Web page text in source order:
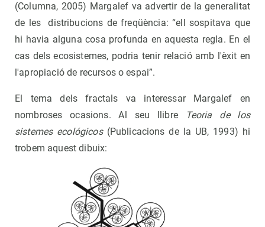
(Columna, 2005) Margalef va advertir de la generalitat
de les distribucions de freqüència: “ell sospitava que
hi havia alguna cosa profunda en aquesta regla. En el
cas dels ecosistemes, podria tenir relació amb l'èxit en
l'apropiació de recursos o espai”.
El tema dels fractals va interessar Margalef en
nombroses ocasions. Al seu llibre
Teoria de los
sistemes ecológicos(Publicacions de la UB, 1993) hi
trobem aquest dibuix: